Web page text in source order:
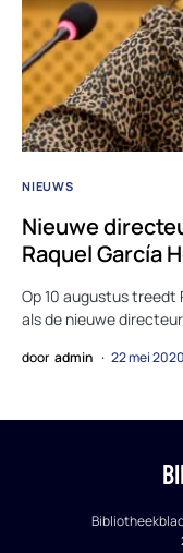
NIEUWS
Nieuwe
Raquel García
Op 10 augustus treedt
als de nieuwe
door admin 22 mei 2020